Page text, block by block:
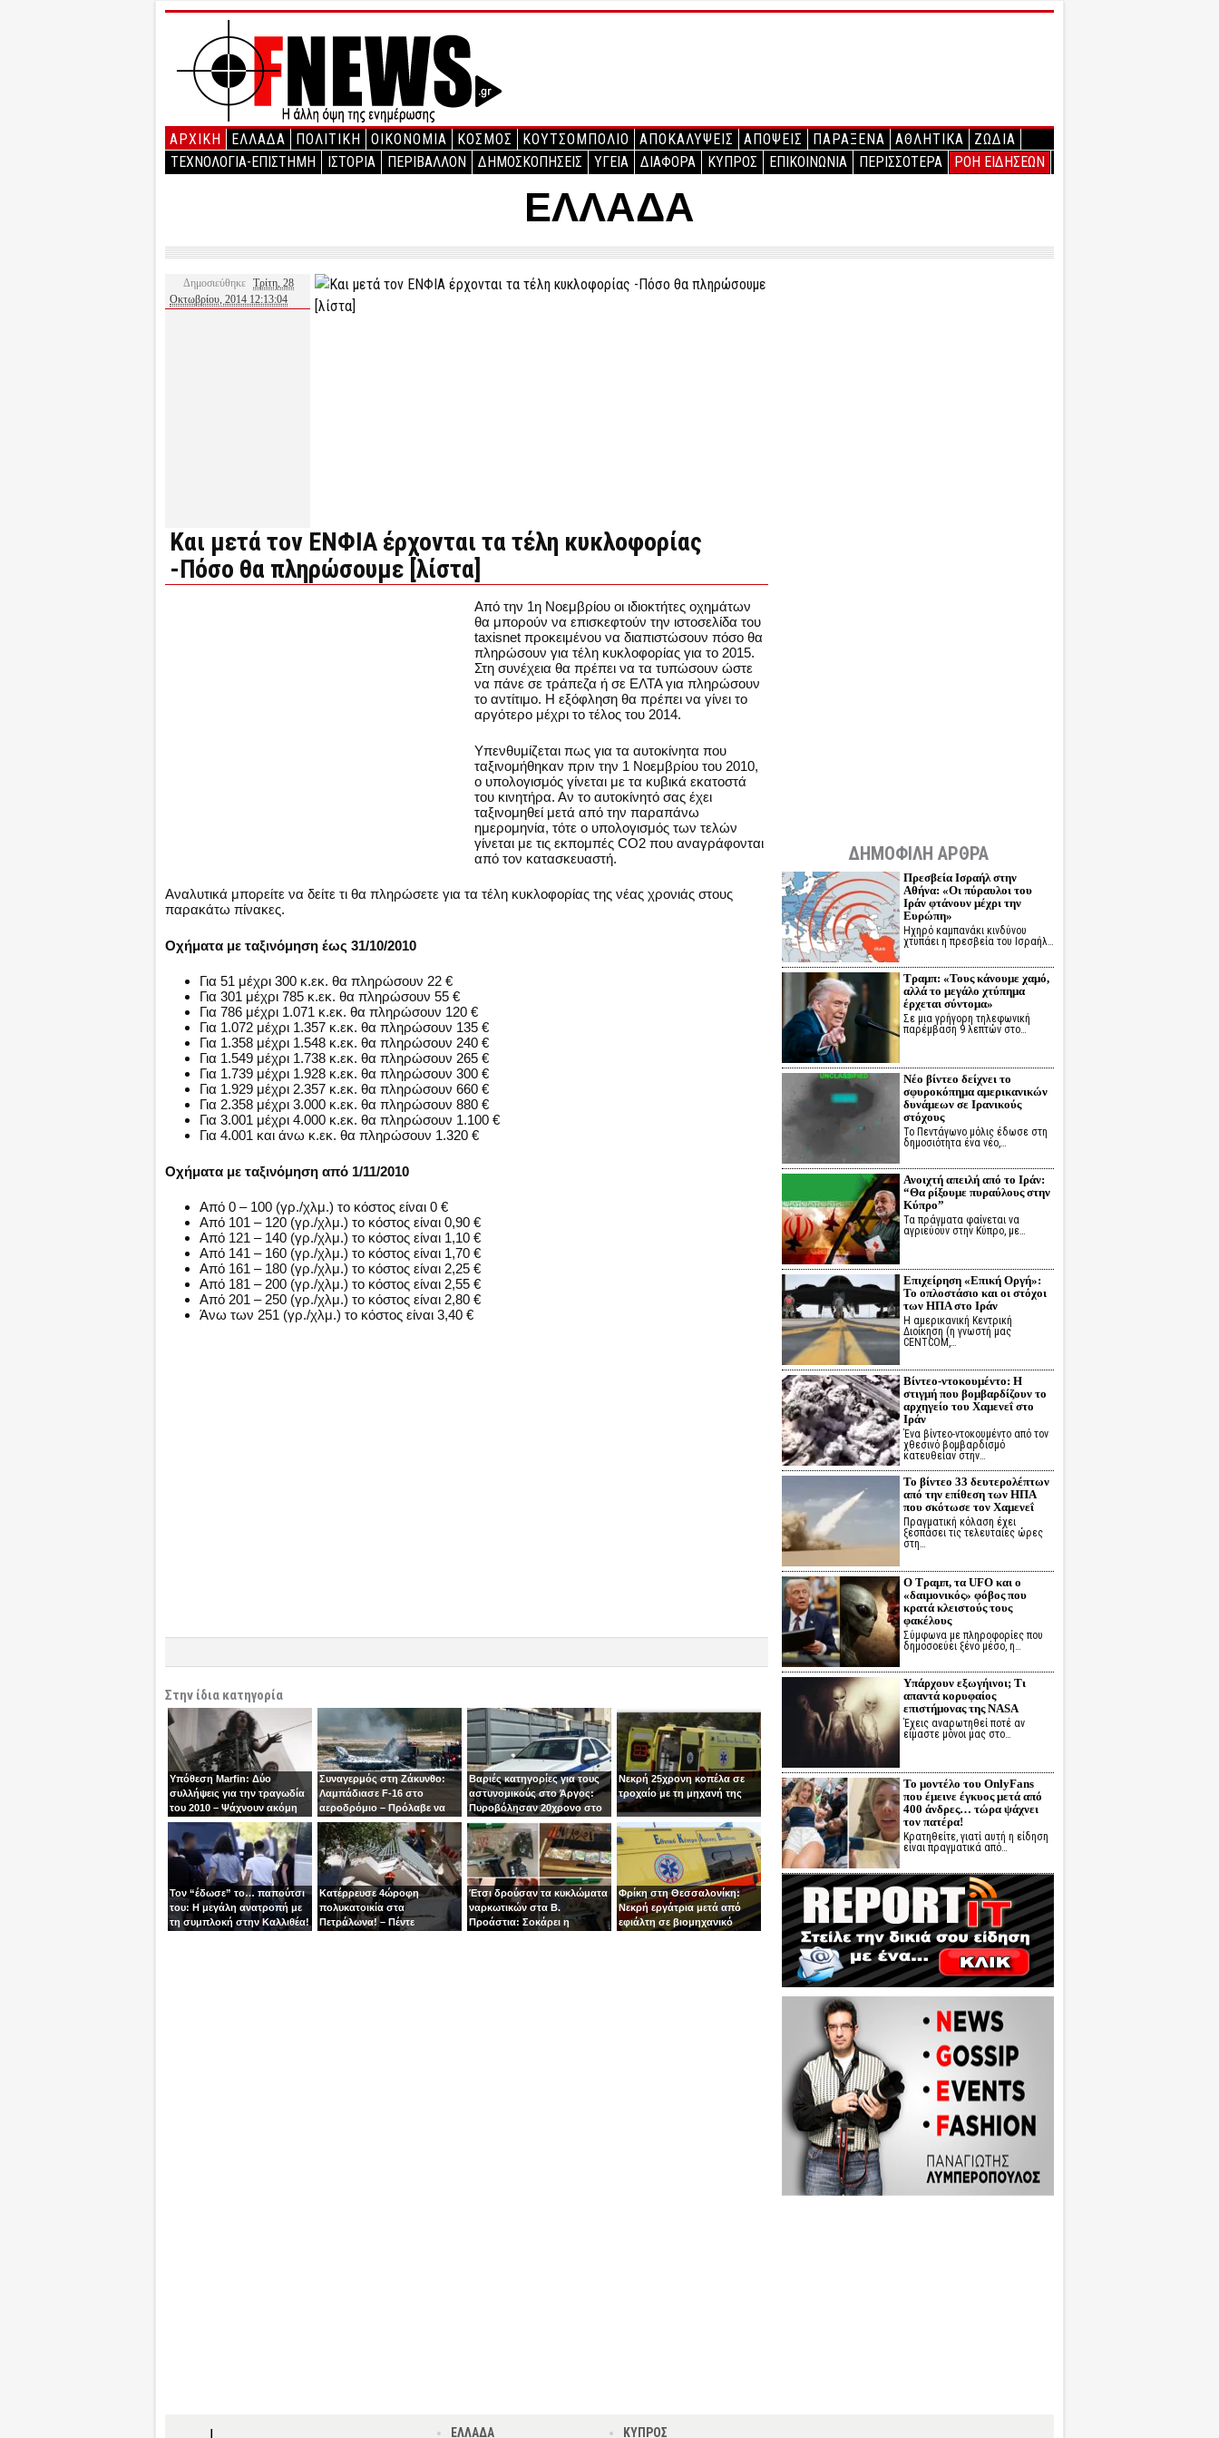
ΑΡΧΙΚΉ ΕΛΛΑΔΑ ΠΟΛΙΤΙΚΗ ΟΙΚΟΝΟΜΙΑ ΚΟΣΜΟΣ ΚΟΥΤΣΟΜΠΟΛΙΟ ΑΠΟΚΑΛΥΨΕΙΣ ΑΠΟΨΕΙΣ ΠΑΡΑΞΕΝΑ ΑΘΛΗΤΙΚΑ
ΖΩΔΙΑ
ΤΕΧΝΟΛΟΓΙΑ-ΕΠΙΣΤΗΜΗ
ΙΣΤΟΡΙΑ ΠΕΡΙΒΑΛΛΟΝ ΔΗΜΟΣΚΟΠΗΣΕΙΣ ΥΓΕΙΑ ΔΙΑΦΟΡΑ ΚΥΠΡΟΣ ΕΠΙΚΟΙΝΩΝΙΑ ΠΕΡΙΣΣΟΤΕΡΑ ΡΟΗ ΕΙΔΗΣΕΩΝ
ΕΛΛΑΔΑ
Δημοσιεύθηκε Τρίτη, 28
Οκτωβρίου, 2014 12:13:04
Και μετά τον ΕΝΦΙΑ έρχονται τα τέλη κυκλοφορίας
-Πόσο θα πληρώσουμε [λίστα]
Από την 1η Νοεμβρίου οι ιδιοκτήτες οχημάτων
θα μπορούν να επισκεφτούν την ιστοσελίδα του
taxisnet προκειμένου να διαπιστώσουν πόσο θα
πληρώσουν για τέλη κυκλοφορίας για το 2015.
Στη συνέχεια θα πρέπει να τα τυπώσουν ώστε
να πάνε σε τράπεζα ή σε ΕΛΤΑ για πληρώσουν
το αντίτιμο. Η εξόφληση θα πρέπει να γίνει το
αργότερο μέχρι το τέλος του 2014.
Υπενθυμίζεται πως για τα αυτοκίνητα που
ταξινομήθηκαν πριν την 1 Νοεμβρίου του 2010,
ο υπολογισμός γίνεται με τα κυβικά εκατοστά
του κινητήρα. Αν το αυτοκίνητό σας έχει
ταξινομηθεί μετά από την παραπάνω
ημερομηνία, τότε ο υπολογισμός των τελών
γίνεται με τις εκπομπές CO2 που αναγράφονται
από τον κατασκευαστή.
Αναλυτικά μπορείτε να δείτε τι θα πληρώσετε για τα τέλη κυκλοφορίας της νέας χρονιάς στους
παρακάτω πίνακες.
Οχήματα με ταξινόμηση έως 31/10/2010
Για 51 μέχρι 300 κ.εκ. θα πληρώσουν 22 €
Για 301 μέχρι 785 κ.εκ. θα πληρώσουν 55 €
Για 786 μέχρι 1.071 κ.εκ. θα πληρώσουν 120 €
Για 1.072 μέχρι 1.357 κ.εκ. θα πληρώσουν 135 €
Για 1.358 μέχρι 1.548 κ.εκ. θα πληρώσουν 240 €
Για 1.549 μέχρι 1.738 κ.εκ. θα πληρώσουν 265 €
Για 1.739 μέχρι 1.928 κ.εκ. θα πληρώσουν 300 €
Για 1.929 μέχρι 2.357 κ.εκ. θα πληρώσουν 660 €
Για 2.358 μέχρι 3.000 κ.εκ. θα πληρώσουν 880 €
Για 3.001 μέχρι 4.000 κ.εκ. θα πληρώσουν 1.100 €
Για 4.001 και άνω κ.εκ. θα πληρώσουν 1.320 €
Οχήματα με ταξινόμηση από 1/11/2010
Από 0 – 100 (γρ./χλμ.) το κόστος είναι 0 €
Από 101 – 120 (γρ./χλμ.) το κόστος είναι 0,90 €
Από 121 – 140 (γρ./χλμ.) το κόστος είναι 1,10 €
Από 141 – 160 (γρ./χλμ.) το κόστος είναι 1,70 €
Από 161 – 180 (γρ./χλμ.) το κόστος είναι 2,25 €
Από 181 – 200 (γρ./χλμ.) το κόστος είναι 2,55 €
Από 201 – 250 (γρ./χλμ.) το κόστος είναι 2,80 €
Άνω των 251 (γρ./χλμ.) το κόστος είναι 3,40 €
Στην ίδια κατηγορία
Υπόθεση Marfin: Δύο
συλλήψεις για την τραγωδία
του 2010 – Ψάχνουν ακόμη
μία γυναίκα
Συναγερμός στη Ζάκυνθο:
Λαμπάδιασε F-16 στο
αεροδρόμιο – Πρόλαβε να
βγει την τελευταία στιγμή ο
χειριστής
Βαριές κατηγορίες για τους
αστυνομικούς στο Άργος:
Πυροβόλησαν 20χρονο στο
κεφάλι
Νεκρή 25χρονη κοπέλα σε
τροχαίο με τη μηχανή της
Τον “έδωσε” το… παπούτσι
του: Η μεγάλη ανατροπή με
τη συμπλοκή στην Καλλιθέα!
Κατέρρευσε 4ώροφη
πολυκατοικία στα
Πετράλωνα! – Πέντε
Έτσι δρούσαν τα κυκλώματα
ναρκωτικών στα Β.
Προάστια: Σοκάρει η
Φρίκη στη Θεσσαλονίκη:
Νεκρή εργάτρια μετά από
εφιάλτη σε βιομηχανικό
ΔΗΜΟΦΙΛΗ ΑΡΘΡΑ
Πρεσβεία Ισραήλ στην
Αθήνα: «Οι πύραυλοι του
Ιράν φτάνουν μέχρι την
Ευρώπη»
Ηχηρό καμπανάκι κινδύνου
χτυπάει η πρεσβεία του Ισραήλ…
Τραμπ: «Τους κάνουμε χαμό,
αλλά το μεγάλο χτύπημα
έρχεται σύντομα»
Σε μια γρήγορη τηλεφωνική
παρέμβαση 9 λεπτών στο…
Νέο βίντεο δείχνει το
σφυροκόπημα αμερικανικών
δυνάμεων σε Ιρανικούς
στόχους
Το Πεντάγωνο μόλις έδωσε στη
δημοσιότητα ένα νέο,…
Ανοιχτή απειλή από το Ιράν:
“Θα ρίξουμε πυραύλους στην
Κύπρο”
Τα πράγματα φαίνεται να
αγριεύουν στην Κύπρο, με…
Επιχείρηση «Επική Οργή»:
Το οπλοστάσιο και οι στόχοι
των ΗΠΑ στο Ιράν
Η αμερικανική Κεντρική
Διοίκηση (η γνωστή μας
CENTCOM,…
Βίντεο-ντοκουμέντο: Η
στιγμή που βομβαρδίζουν το
αρχηγείο του Χαμενεΐ στο
Ιράν
Ένα βίντεο-ντοκουμέντο από τον
χθεσινό βομβαρδισμό
κατευθείαν στην…
Το βίντεο 33 δευτερολέπτων
από την επίθεση των ΗΠΑ
που σκότωσε τον Χαμενεΐ
Πραγματική κόλαση έχει
ξεσπάσει τις τελευταίες ώρες
στη…
Ο Τραμπ, τα UFO και ο
«δαιμονικός» φόβος που
κρατά κλειστούς τους
φακέλους
Σύμφωνα με πληροφορίες που
δημοσοεύει ξένο μέσο, η…
Υπάρχουν εξωγήινοι; Τι
απαντά κορυφαίος
επιστήμονας της NASA
Έχεις αναρωτηθεί ποτέ αν
είμαστε μόνοι μας στο…
Το μοντέλο του OnlyFans
που έμεινε έγκυος μετά από
400 άνδρες… τώρα ψάχνει
τον πατέρα!
Κρατηθείτε, γιατί αυτή η είδηση
είναι πραγματικά από…
ΕΛΛΑΔΑ ΚΥΠΡΟΣ